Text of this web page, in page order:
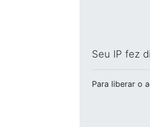
Seu IP fez
Para liberar o